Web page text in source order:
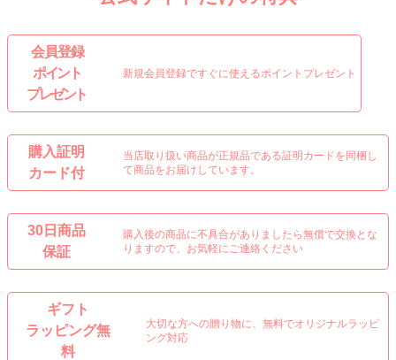
会 員 登 録
ポイント
プレゼント
新規会員登録ですぐに使えるポイントプレゼント
購入証明
カード付
当店取り扱い商品が正規品である証明カードを同梱し
て商品をお届けしています。
30日商品
保証
購入後の商品に不具合がありましたら無償で交換とな
りますので、お気軽にご連絡ください
ギフト
ラッピング無
料
大切な方への贈り物に、無料でオリジナルラッピ
ング対応